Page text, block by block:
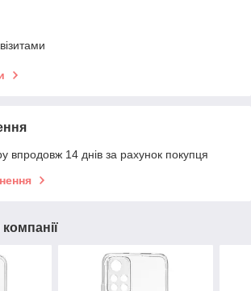
впродовж 14 днів за рахунок покупця